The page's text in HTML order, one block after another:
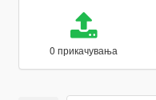
0 прикачувања